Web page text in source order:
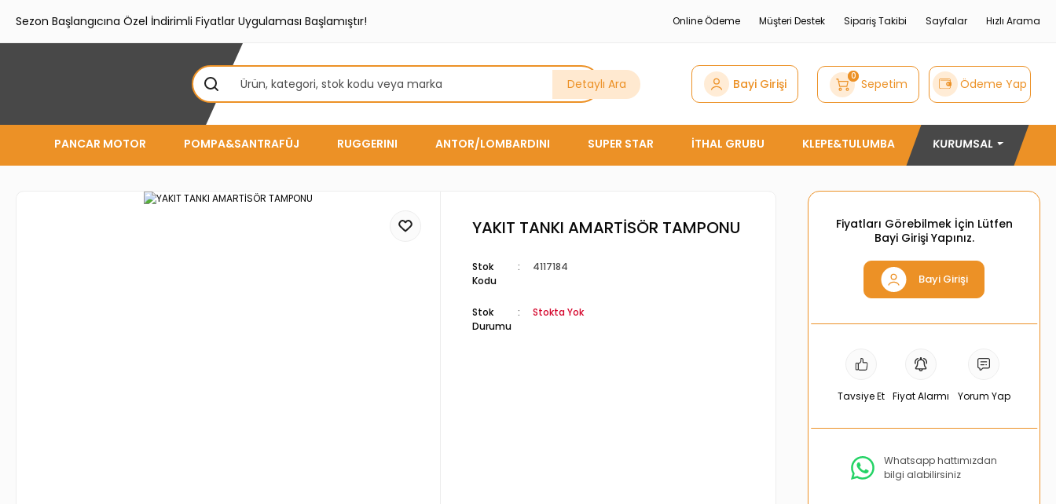
Sezon Başlangıcına Özel İndirimli Fiyatlar Uygulaması Başlamıştır! Online Ödeme Müşteri Destek Sipariş Takibi Sayfalar Hızlı Arama
Detaylı Ara Bayi Girişi 0 Sepetim Ödeme Yap
PANCAR MOTOR POMPA&SANTRAFÜJ RUGGERINI ANTOR/LOMBARDINI SUPER STAR İTHAL GRUBU KLEPE&TULUMBA KURUMSAL
YAKIT TANKI AMARTİSÖR TAMPONU
Stok
Kodu
4117184
Stok
Durumu
Stokta Yok
Fiyatları Görebilmek İçin Lütfen
Bayi Girişi Yapınız.
Bayi Girişi
Tavsiye Et Fiyat Alarmı Yorum Yap
Whatsapp hattımızdan
bilgi alabilirsiniz